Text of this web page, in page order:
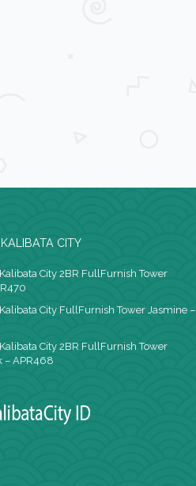
CITY
City 2BR FullFurnish Tower
City FullFurnish Tower Jasmine –
City 2BR FullFurnish Tower
– APR468